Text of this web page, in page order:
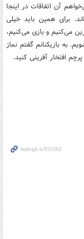
آن اتفاقات در اینجا
برای همین باید خیلی
می‌کنیم و بازی می‌کنیم،
به بازیکنانم گفتم نماز
افتخار آفرینی کنید.